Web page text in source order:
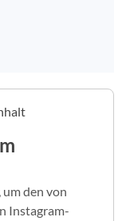
den von
Instagram-